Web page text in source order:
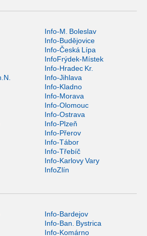
Info-M. Boleslav
Info-Budějovice
Info-Česká Lípa
InfoFrýdek-Místek
Info-Hradec Kr.
Info-Jihlava
Info-Kladno
Info-Morava
Info-Olomouc
Info-Ostrava
Info-Plzeň
Info-Přerov
Info-Tábor
Info-Třebíč
Info-Karlovy Vary
InfoZlín
Info-Bardejov
Info-Ban. Bystrica
Info-Komárno